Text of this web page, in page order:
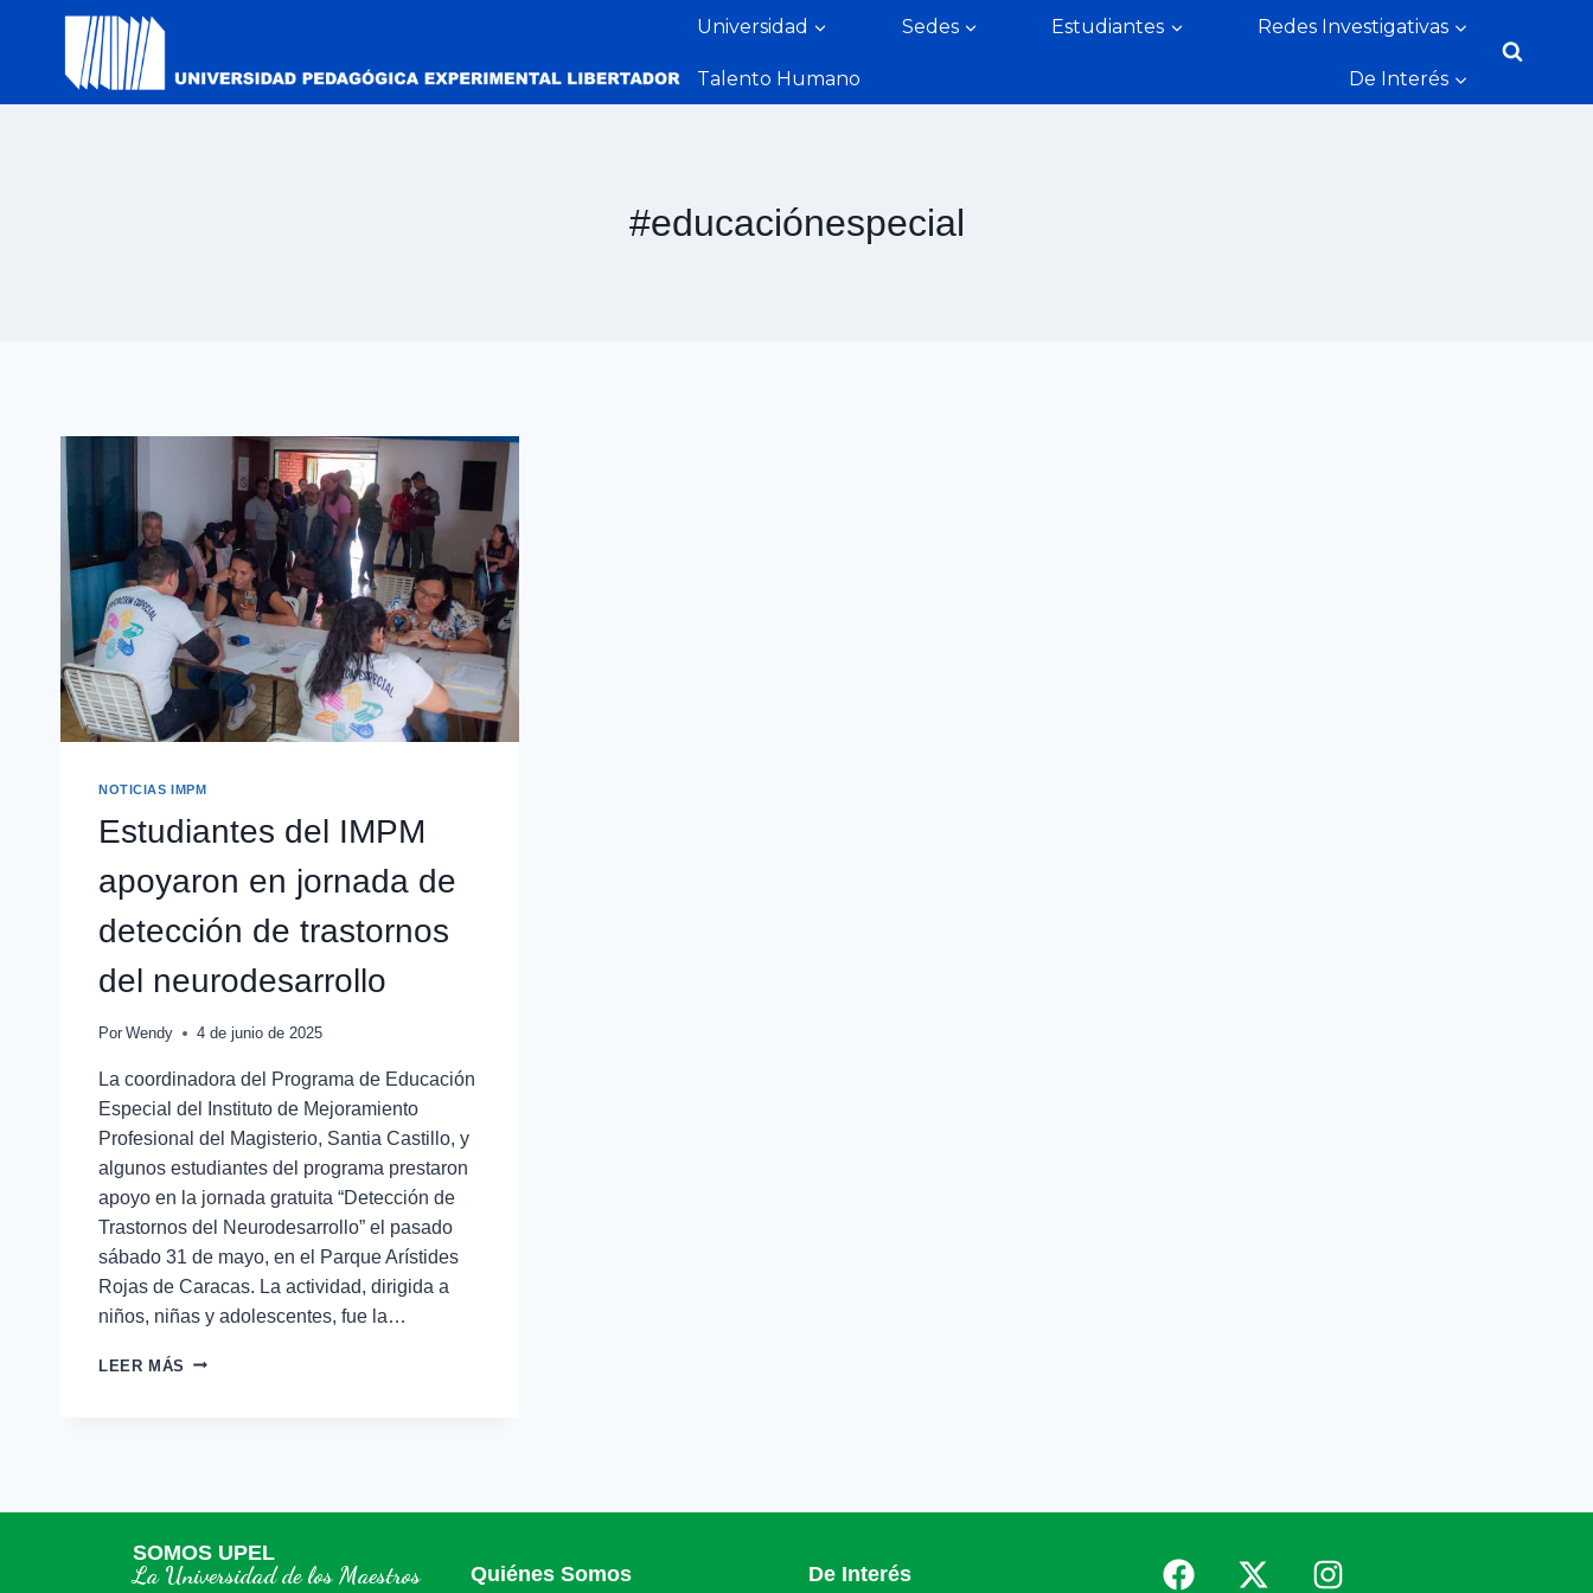
Universidad Sedes Estudiantes Redes Investigativas
Talento Humano De Interés
#educaciónespecial
NOTICIAS IMPM
Estudiantes del IMPM
apoyaron en jornada de
detección de trastornos
del neurodesarrollo
Por Wendy 4 de junio de 2025
La coordinadora del Programa de Educación
Especial del Instituto de Mejoramiento
Profesional del Magisterio, Santia Castillo, y
algunos estudiantes del programa prestaron
apoyo en la jornada gratuita “Detección de
Trastornos del Neurodesarrollo” el pasado
sábado 31 de mayo, en el Parque Arístides
Rojas de Caracas. La actividad, dirigida a
niños, niñas y adolescentes, fue la…
LEER MÁS
SOMOS UPEL
La Universidad de los Maestros Quiénes Somos De Interés